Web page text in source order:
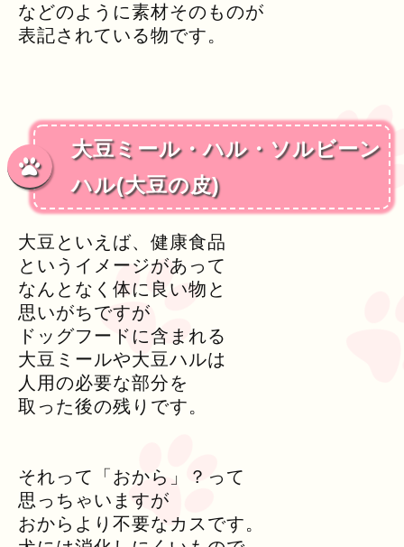
などのように素材そのものが
表記されている物です。
大豆ミール・ハル・ソルビーン
ハル(大豆の皮)
大豆といえば、健康食品
というイメージがあって
なんとなく体に良い物と
思いがちですが
ドッグフードに含まれる
大豆ミールや大豆ハルは
人用の必要な部分を
取った後の残りです。
それって「おから」？って
思っちゃいますが
おからより不要なカスです。